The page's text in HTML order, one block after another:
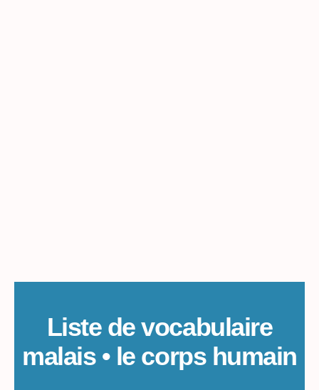
Liste de vocabulaire
malais • le corps humain